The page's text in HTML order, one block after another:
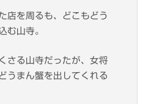
店を周るも、どこもどう
む山寺。
さる山寺だったが、女将
うまん蟹を出してくれる